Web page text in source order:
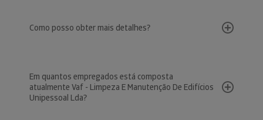
Como posso obter mais detalhes?
Em quantos empregados está composta
atualmente Vaf - Limpeza E Manutenção De Edifícios
Unipessoal Lda?